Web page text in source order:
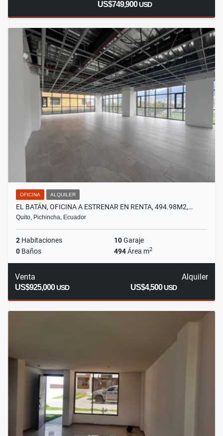
US$749,900USD
OFICINA ALQUILER
EL BATÁN, OFICINA A ESTRENAR EN RENTA, 494.98M2,…
Quito, Pichincha, Ecuador
2 Habitaciones 10Garaje
0 Baños 494Área m2
Venta
US$925,000USD
Alquiler
US$4,500USD